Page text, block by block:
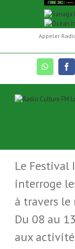
content
Appeler
whatsapp
Le Festival
interroge
à travers le
Du 08 au
aux